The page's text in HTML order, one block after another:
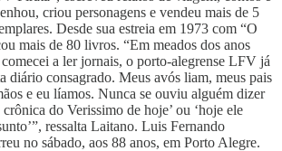
criou personagens e vendeu mais de 5
Desde sua estreia em 1973 com “O
mais de 80 livros. “Em meados dos anos
a ler jornais, o porto-alegrense LFV já
diário consagrado. Meus avós liam, meus pais
e eu líamos. Nunca se ouviu alguém dizer
crônica do Verissimo de hoje’ ou ‘hoje ele
ressalta Laitano. Luis Fernando
no sábado, aos 88 anos, em Porto Alegre.